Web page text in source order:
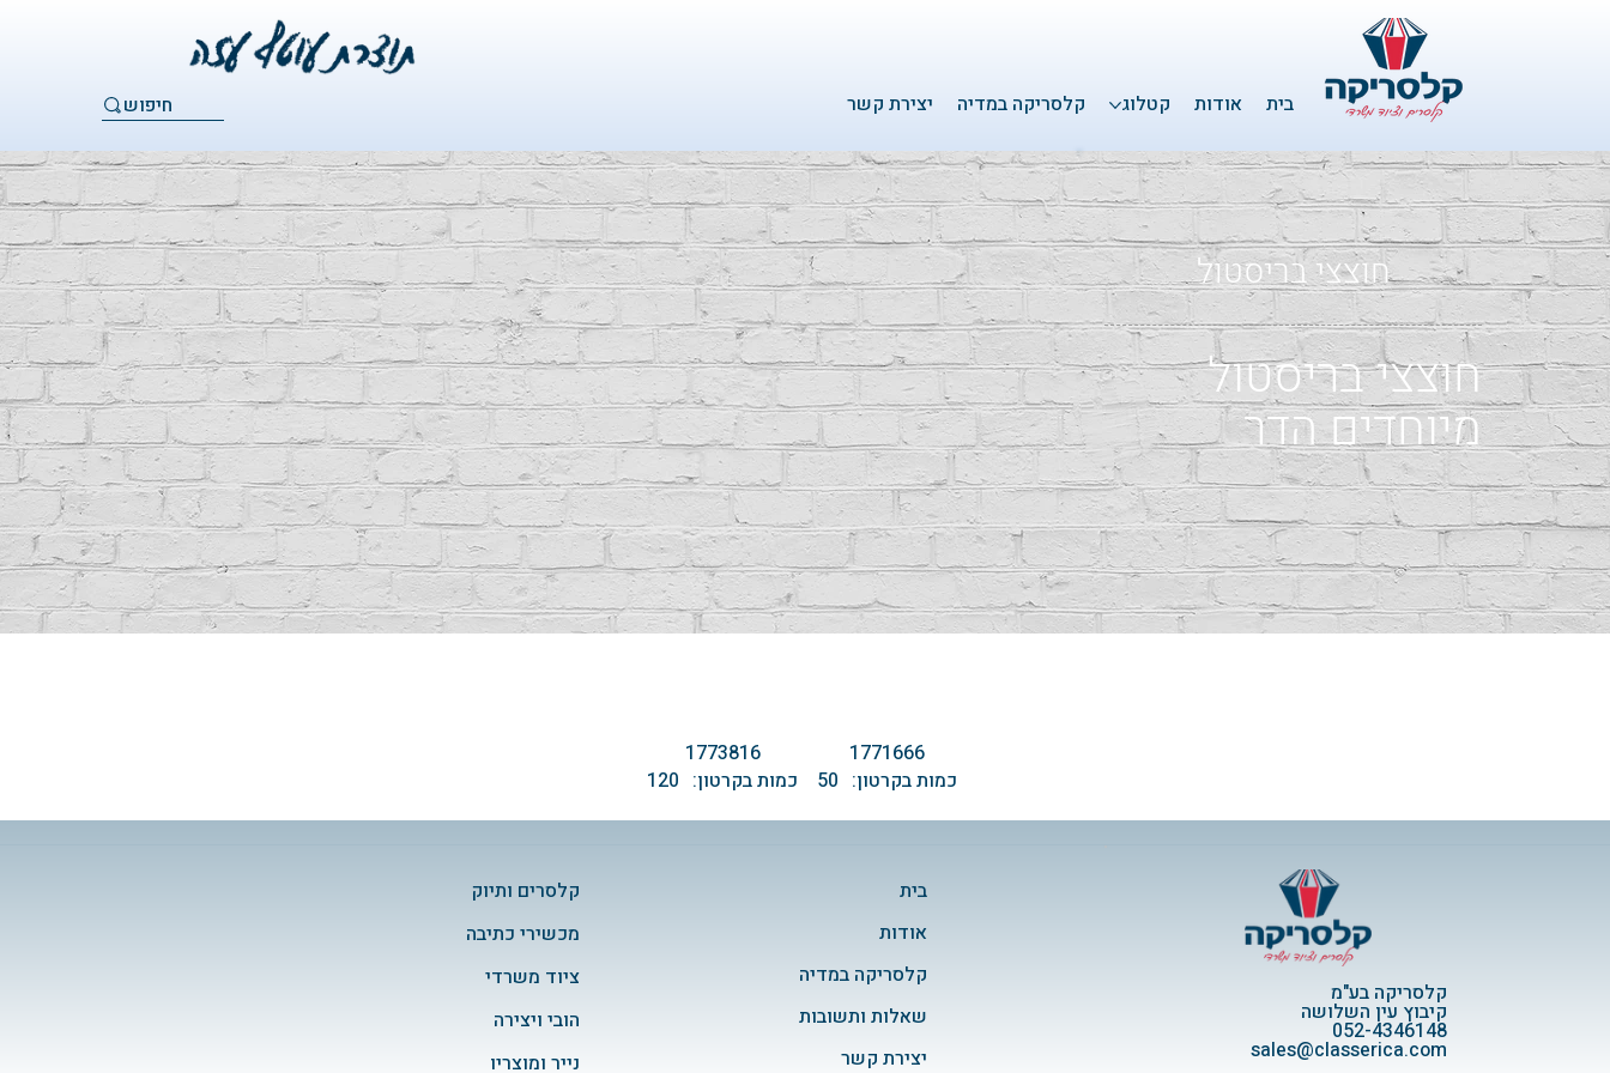
חיפוש בית אודות קטלוג קלסריקה במדיה יצירת קשר
חוצצי בריסטול
חוצצי בריסטול
מיוחדים הדר
1771666
כמות בקרטון: 50
1773816
כמות בקרטון: 120
קלסרים ותיוק
מכשירי כתיבה
ציוד משרדי
הובי ויצירה
נייר ומוצריו
בית
אודות
קלסריקה במדיה
שאלות ותשובות
יצירת קשר
קלסריקה בע"מ
קיבוץ עין השלושה
052-4346148
sales@classerica.com